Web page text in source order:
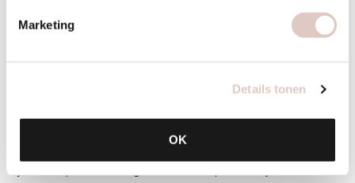
Marketing
Details tonen
OK
sporten in de warmtecabine, is het ook prettig als je last hebt
Bovendien kunnen we ieder gewenst programma op maat
Bij lichamelijke klachten kunnen in overleg met de